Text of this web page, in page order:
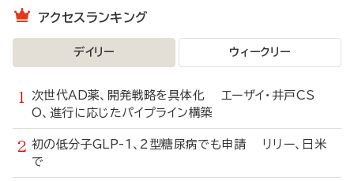
アクセスランキング
デイリー ウィークリー
次世代AD薬、開発戦略を具体化 エーザイ・井戸CS
O、進行に応じたパイプライン構築
初の低分子GLP-1、2型糖尿病でも申請 リリー、日米
で